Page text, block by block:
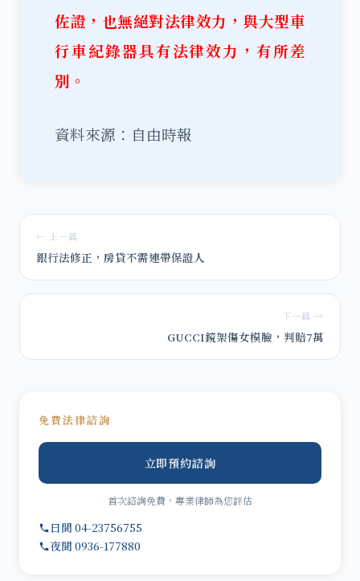
佐證，也無絕對法律效力，與大型車
行車紀錄器具有法律效力，有所差
別。
資料來源：自由時報
← 上一篇
銀行法修正，房貸不需連帶保證人
下一篇 →
GUCCI鏡架傷女模臉，判賠7萬
免費法律諮詢
立即預約諮詢
首次諮詢免費，專業律師為您評估
日間 04-23756755
夜間 0936-177880